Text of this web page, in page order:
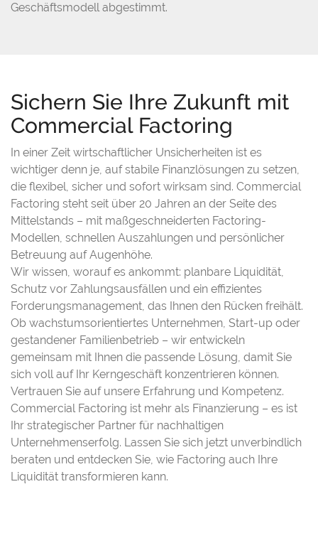
Geschäftsmodell abgestimmt.
Sichern Sie Ihre Zukunft mit
Commercial Factoring
In einer Zeit wirtschaftlicher Unsicherheiten ist es
wichtiger denn je, auf stabile Finanzlösungen zu setzen,
die flexibel, sicher und sofort wirksam sind. Commercial
Factoring steht seit über 20 Jahren an der Seite des
Mittelstands – mit maßgeschneiderten Factoring-
Modellen, schnellen Auszahlungen und persönlicher
Betreuung auf Augenhöhe.
Wir wissen, worauf es ankommt: planbare Liquidität,
Schutz vor Zahlungsausfällen und ein effizientes
Forderungsmanagement, das Ihnen den Rücken freihält.
Ob wachstumsorientiertes Unternehmen, Start-up oder
gestandener Familienbetrieb – wir entwickeln
gemeinsam mit Ihnen die passende Lösung, damit Sie
sich voll auf Ihr Kerngeschäft konzentrieren können.
Vertrauen Sie auf unsere Erfahrung und Kompetenz.
Commercial Factoring ist mehr als Finanzierung – es ist
Ihr strategischer Partner für nachhaltigen
Unternehmenserfolg. Lassen Sie sich jetzt unverbindlich
beraten und entdecken Sie, wie Factoring auch Ihre
Liquidität transformieren kann.